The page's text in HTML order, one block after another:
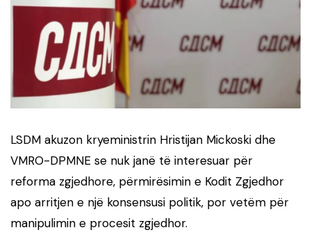
LSDM akuzon kryeministrin Hristijan Mickoski dhe
VMRO-DPMNE se nuk janë të interesuar për
reforma zgjedhore, përmirësimin e Kodit Zgjedhor
apo arritjen e një konsensusi politik, por vetëm për
manipulimin e procesit zgjedhor.